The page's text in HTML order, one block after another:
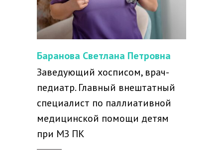
Баранова Светлана Петровна
Заведующий хосписом, врач-
педиатр. Главный внештатный
специалист по паллиативной
медицинской помощи детям
при МЗ ПК